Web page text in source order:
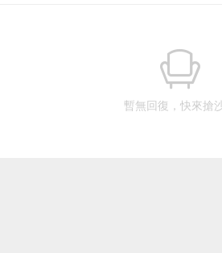
暫無回復，快來搶